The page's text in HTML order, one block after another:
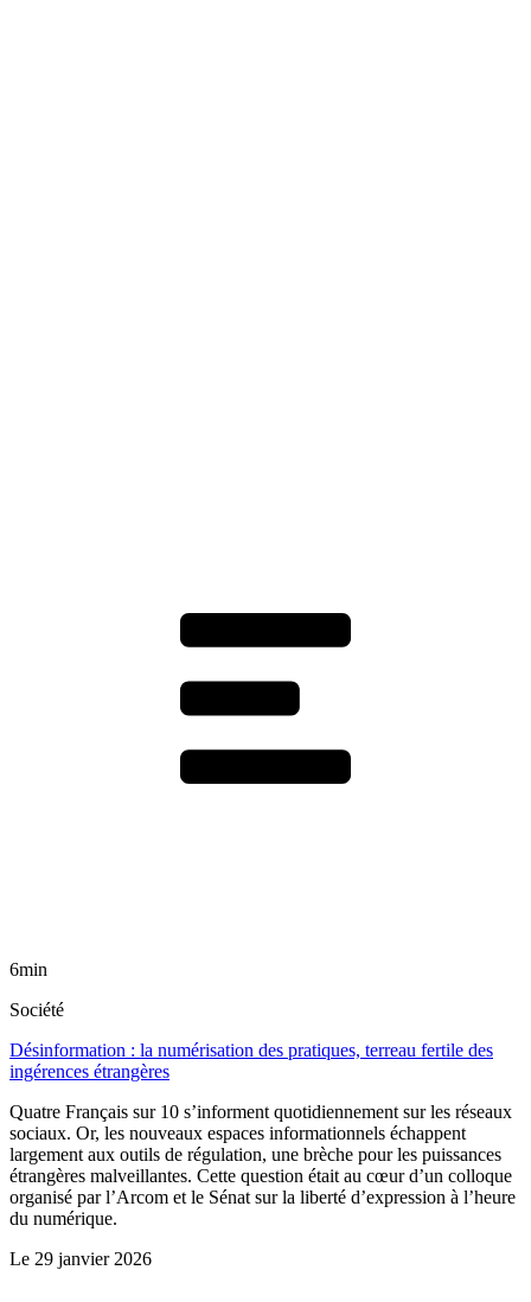
6min
Société
Désinformation : la numérisation des pratiques, terreau fertile des
ingérences étrangères
Quatre Français sur 10 s’informent quotidiennement sur les réseaux
sociaux. Or, les nouveaux espaces informationnels échappent
largement aux outils de régulation, une brèche pour les puissances
étrangères malveillantes. Cette question était au cœur d’un colloque
organisé par l’Arcom et le Sénat sur la liberté d’expression à l’heure
du numérique.
Le 29 janvier 2026